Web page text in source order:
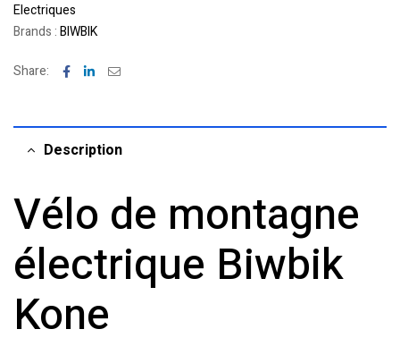
Electriques
Brands :BIWBIK
Share: Facebook
LinkedinEmail
Description
Vélo de montagne
électrique Biwbik
Kone